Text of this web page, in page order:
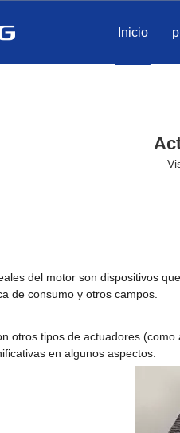
Inicio
del motor son dispositivos
de consumo y otros campos.
otros tipos de actuadores
en algunos aspectos: